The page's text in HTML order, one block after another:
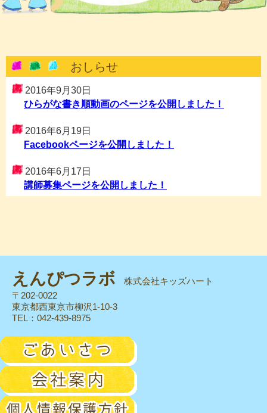
おしらせ
2016年9月30日
ひらがな書き順動画のページを公開しました！
2016年6月19日
Facebookページを公開しました！
2016年6月17日
講師募集ページを公開しました！
2016年4月18日
平成28年熊本地震による被災地・被災者の皆様に謹ん
でお見舞い申し上げます。
2016年4月14日
スマートフォン対応を実施しました。
2016年4月4日
ホームページ公開
えんぴつラボ
株式会社キッズハート
〒202-0022
東京都西東京市柳沢1-10-3
TEL：042-439-8975